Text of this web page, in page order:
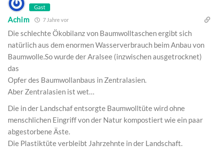
Gast
Achim 7 Jahre vor
Die schlechte Ökobilanz von Baumwolltaschen ergibt sich
natürlich aus dem enormen Wasserverbrauch beim Anbau von
Baumwolle.So wurde der Aralsee (inzwischen ausgetrocknet)
das
Opfer des Baumwollanbaus in Zentralasien.
Aber Zentralasien ist wet…
Die in der Landschaf entsorgte Baumwolltüte wird ohne
menschlichen Eingriff von der Natur kompostiert wie ein paar
abgestorbene Äste.
Die Plastiktüte verbleibt Jahrzehnte in der Landschaft.